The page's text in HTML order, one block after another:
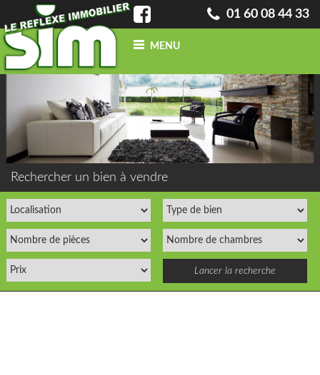
01 60 08 44 33
MENU
ACCUEIL
QUI SOMMES-NOUS ?
INFO
BLOG
CONTACT
ACHETERUN BIEN
VENDRE
CONFIEZ-NOUSVOTRE
RECHERCHE
ESTIMATIONGRATUITE
NOS BIENSVENDUS
Rechercher un bien à vendre